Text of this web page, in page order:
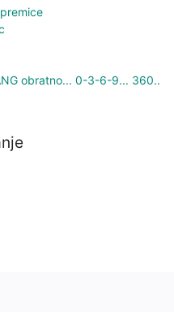
obratno... 0-3-6-9... 360..